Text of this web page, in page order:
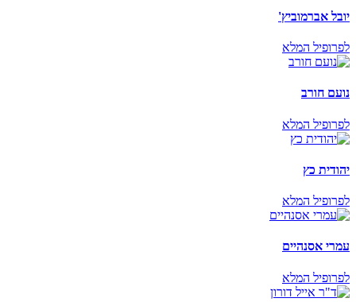
יובל אברמוביץ'
לפרופיל המלא
נועם חורב
לפרופיל המלא
יהודית כץ
לפרופיל המלא
עמרי אסנהיים
לפרופיל המלא